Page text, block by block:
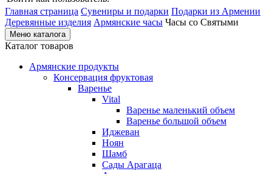
Главная страница Сувениры и подарки Подарки из Армении
Деревянные изделия Армянские часы Часы со Святыми
Меню каталога
Каталог товаров
Армянские продукты
Консервация фруктовая
Варенье
Vital
Варенье маленький объем
Варенье большой объем
Иджеван
Ноян
Шамб
Сады Арагаца